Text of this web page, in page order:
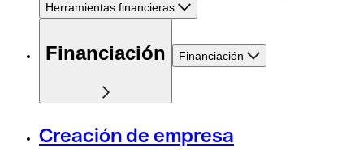
Herramientas financieras
Financiación Financiación
Creación de empresa